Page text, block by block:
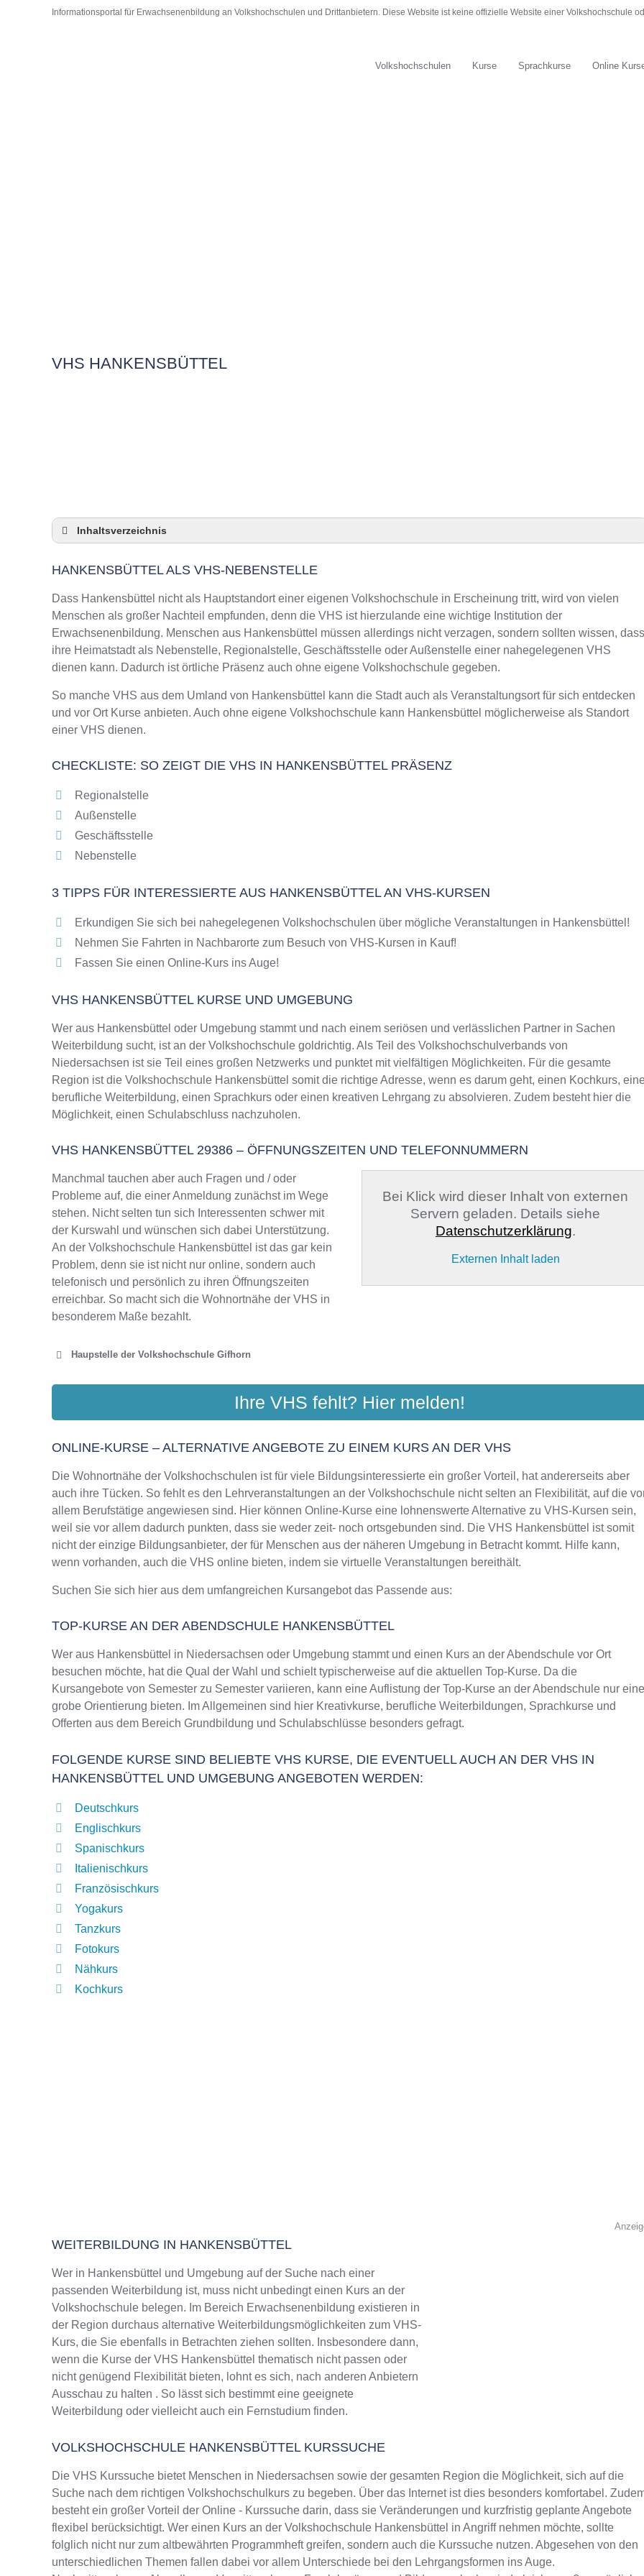
Informationsportal für Erwachsenenbildung an Volkshochschulen und Drittanbietern. Diese Website ist keine offizielle Website einer Volkshochschule
Volkshochschulen Kurse Sprachkurse Online
VHS HANKENSBÜTTEL
Inhaltsverzeichnis
Checkliste: So zeigt die VHS in Hankensbüttel Präsenz
3 Tipps für Interessierte aus Hankensbüttel an VHS-Kursen
VHS Hankensbüttel Kurse und Umgebung
VHS Hankensbüttel – Öffnungszeiten und Telefonnummer
Online-Kurse – Alternative Angebote zu einem Kurs an der VHS
Top-Kurse an der Abendschule Hankensbüttel
Weiterbildung in Hankensbüttel
VHS Hankensbüttel Programm 2025 / 2026
HANKENSBÜTTEL ALS VHS-NEBENSTELLE
Dass Hankensbüttel nicht als Hauptstandort einer eigenen Volkshochschule in Erscheinung tritt, wird von vielen
Menschen als großer Nachteil empfunden, denn die VHS ist hierzulande eine wichtige Institution der
Erwachsenenbildung. Menschen aus Hankensbüttel müssen allerdings nicht verzagen, sondern sollten wissen, dass
ihre Heimatstadt als Nebenstelle, Regionalstelle, Geschäftsstelle oder Außenstelle einer nahegelegenen VHS
dienen kann. Dadurch ist örtliche Präsenz auch ohne eigene Volkshochschule gegeben.
So manche VHS aus dem Umland von Hankensbüttel kann die Stadt auch als Veranstaltungsort für sich entdecken
und vor Ort Kurse anbieten. Auch ohne eigene Volkshochschule kann Hankensbüttel möglicherweise als Standort
einer VHS dienen.
CHECKLISTE: SO ZEIGT DIE VHS IN HANKENSBÜTTEL PRÄSENZ
Regionalstelle
Außenstelle
Geschäftsstelle
Nebenstelle
3 TIPPS FÜR INTERESSIERTE AUS HANKENSBÜTTEL AN VHS-KURSEN
Erkundigen Sie sich bei nahegelegenen Volkshochschulen über mögliche Veranstaltungen in Hankensbüttel!
Nehmen Sie Fahrten in Nachbarorte zum Besuch von VHS-Kursen in Kauf!
Fassen Sie einen Online-Kurs ins Auge!
VHS HANKENSBÜTTEL KURSE UND UMGEBUNG
Wer aus Hankensbüttel oder Umgebung stammt und nach einem seriösen und verlässlichen Partner in Sachen
Weiterbildung sucht, ist an der Volkshochschule goldrichtig. Als Teil des Volkshochschulverbands von
Niedersachsen ist sie Teil eines großen Netzwerks und punktet mit vielfältigen Möglichkeiten. Für die gesamte
Region ist die Volkshochschule Hankensbüttel somit die richtige Adresse, wenn es darum geht, einen Kochkurs,
berufliche Weiterbildung, einen Sprachkurs oder einen kreativen Lehrgang zu absolvieren. Zudem besteht hier die
Möglichkeit, einen Schulabschluss nachzuholen.
VHS HANKENSBÜTTEL 29386 – ÖFFNUNGSZEITEN UND TELEFONNUMMERN
Manchmal tauchen aber auch Fragen und / oder
Probleme auf, die einer Anmeldung zunächst im Wege
stehen. Nicht selten tun sich Interessenten schwer mit
der Kurswahl und wünschen sich dabei Unterstützung.
An der Volkshochschule Hankensbüttel ist das gar kein
Problem, denn sie ist nicht nur online, sondern auch
telefonisch und persönlich zu ihren Öffnungszeiten
erreichbar. So macht sich die Wohnortnähe der VHS in
besonderem Maße bezahlt.
Bei Klick wird dieser Inhalt von externen
Servern geladen. Details siehe
Datenschutzerklärung.
Externen Inhalt laden
Haupstelle der Volkshochschule Gifhorn
KVHS GIFHORN
Ihre VHS fehlt? Hier melden!
ONLINE-KURSE – ALTERNATIVE ANGEBOTE ZU EINEM KURS AN DER VHS
Die Wohnortnähe der Volkshochschulen ist für viele Bildungsinteressierte ein großer Vorteil, hat andererseits aber
auch ihre Tücken. So fehlt es den Lehrveranstaltungen an der Volkshochschule nicht selten an Flexibilität, auf die
allem Berufstätige angewiesen sind. Hier können Online-Kurse eine lohnenswerte Alternative zu VHS-Kursen sein,
weil sie vor allem dadurch punkten, dass sie weder zeit- noch ortsgebunden sind. Die VHS Hankensbüttel ist somit
nicht der einzige Bildungsanbieter, der für Menschen aus der näheren Umgebung in Betracht kommt. Hilfe kann,
wenn vorhanden, auch die VHS online bieten, indem sie virtuelle Veranstaltungen bereithält.
Suchen Sie sich hier aus dem umfangreichen Kursangebot das Passende aus:
TOP-KURSE AN DER ABENDSCHULE HANKENSBÜTTEL
Wer aus Hankensbüttel in Niedersachsen oder Umgebung stammt und einen Kurs an der Abendschule vor Ort
besuchen möchte, hat die Qual der Wahl und schielt typischerweise auf die aktuellen Top-Kurse. Da die
Kursangebote von Semester zu Semester variieren, kann eine Auflistung der Top-Kurse an der Abendschule nur eine
grobe Orientierung bieten. Im Allgemeinen sind hier Kreativkurse, berufliche Weiterbildungen, Sprachkurse und
Offerten aus dem Bereich Grundbildung und Schulabschlüsse besonders gefragt.
FOLGENDE KURSE SIND BELIEBTE VHS KURSE, DIE EVENTUELL AUCH AN DER VHS IN
HANKENSBÜTTEL UND UMGEBUNG ANGEBOTEN WERDEN:
Deutschkurs
Englischkurs
Spanischkurs
Italienischkurs
Französischkurs
Yogakurs
Tanzkurs
Fotokurs
Nähkurs
Kochkurs
WEITERBILDUNG IN HANKENSBÜTTEL
Wer in Hankensbüttel und Umgebung auf der Suche nach einer
passenden Weiterbildung ist, muss nicht unbedingt einen Kurs an der
Volkshochschule belegen. Im Bereich Erwachsenenbildung existieren in
der Region durchaus alternative Weiterbildungsmöglichkeiten zum VHS-
Kurs, die Sie ebenfalls in Betrachten ziehen sollten. Insbesondere dann,
wenn die Kurse der VHS Hankensbüttel thematisch nicht passen oder
nicht genügend Flexibilität bieten, lohnt es sich, nach anderen Anbietern
Ausschau zu halten . So lässt sich bestimmt eine geeignete
Weiterbildung oder vielleicht auch ein Fernstudium finden.
VOLKSHOCHSCHULE HANKENSBÜTTEL KURSSUCHE
Die VHS Kurssuche bietet Menschen in Niedersachsen sowie der gesamten Region die Möglichkeit, sich auf die
Suche nach dem richtigen Volkshochschulkurs zu begeben. Über das Internet ist dies besonders komfortabel.
besteht ein großer Vorteil der Online - Kurssuche darin, dass sie Veränderungen und kurzfristig geplante Angebote
flexibel berücksichtigt. Wer einen Kurs an der Volkshochschule Hankensbüttel in Angriff nehmen möchte, sollte
folglich nicht nur zum altbewährten Programmheft greifen, sondern auch die Kurssuche nutzen. Abgesehen von den
unterschiedlichen Themen fallen dabei vor allem Unterschiede bei den Lehrgangsformen ins Auge.